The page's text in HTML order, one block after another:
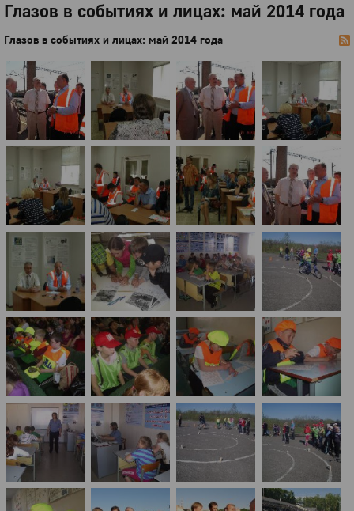
Глазов в событиях и лицах: май 2014 года
Глазов в событиях и лицах: май 2014 года